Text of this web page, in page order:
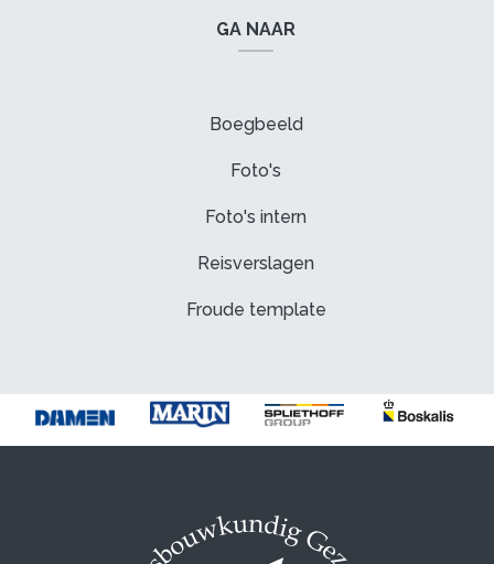
GA NAAR
Boegbeeld
Foto's
Foto's intern
Reisverslagen
Froude template